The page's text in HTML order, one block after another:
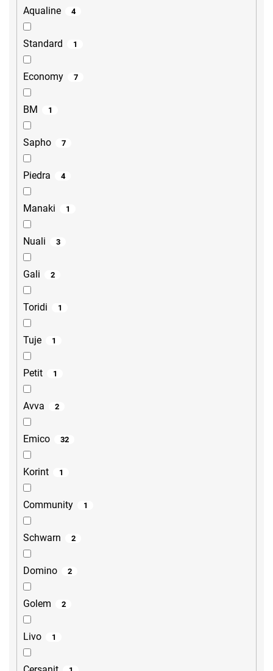
Aqualine 4
Standard 1
Economy 7
BM 1
Sapho 7
Piedra 4
Manaki 1
Nuali 3
Gali 2
Toridi 1
Tuje 1
Petit 1
Avva 2
Emico 32
Korint 1
Community 1
Schwarn 2
Domino 2
Golem 2
Livo 1